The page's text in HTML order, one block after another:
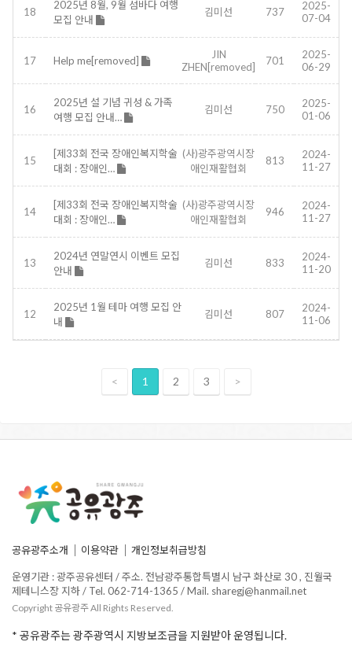
18
2025년 8월, 9월 섬바다 여행
모집 안내
김미선 737
2025-
07-04
17 Help me[removed]
JIN
ZHEN[removed]
701
2025-
06-29
16
2025년 설 기념 귀성 & 가족
여행 모집 안내…
김미선 750
2025-
01-06
15
[제33회 전국 장애인복지학술
대회 : 장애인…
(사)광주광역시장
애인재활협회
813
2024-
11-27
14
[제33회 전국 장애인복지학술
대회 : 장애인…
(사)광주광역시장
애인재활협회
946
2024-
11-27
13
2024년 연말연시 이벤트 모집
안내
김미선 833
2024-
11-20
12
2025년 1월 테마 여행 모집 안
내
김미선 807
2024-
11-06
< 1 2 3 >
공유광주소개 이용약관 개인정보취급방침
운영기관 : 광주공유센터 / 주소. 전남광주통합특별시 남구 화산로 30 , 진월국
제테니스장 지하 / Tel. 062-714-1365 / Mail. sharegj@hanmail.net
Copyright 공유광주 All Rights Reserved.
* 공유광주는 광주광역시 지방보조금을 지원받아 운영됩니다.